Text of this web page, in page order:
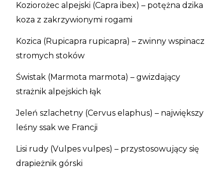
Koziorożec alpejski (Capra ibex) – potężna dzika
koza z zakrzywionymi rogami
Kozica (Rupicapra rupicapra) – zwinny wspinacz
stromych stoków
Świstak (Marmota marmota) – gwizdający
strażnik alpejskich łąk
Jeleń szlachetny (Cervus elaphus) – największy
leśny ssak we Francji
Lisi rudy (Vulpes vulpes) – przystosowujący się
drapieżnik górski